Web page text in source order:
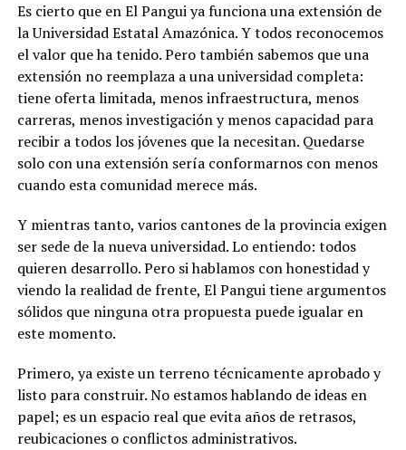
Es cierto que en El Pangui ya funciona una extensión de
la Universidad Estatal Amazónica. Y todos reconocemos
el valor que ha tenido. Pero también sabemos que una
extensión no reemplaza a una universidad completa:
tiene oferta limitada, menos infraestructura, menos
carreras, menos investigación y menos capacidad para
recibir a todos los jóvenes que la necesitan. Quedarse
solo con una extensión sería conformarnos con menos
cuando esta comunidad merece más.
Y mientras tanto, varios cantones de la provincia exigen
ser sede de la nueva universidad. Lo entiendo: todos
quieren desarrollo. Pero si hablamos con honestidad y
viendo la realidad de frente, El Pangui tiene argumentos
sólidos que ninguna otra propuesta puede igualar en
este momento.
Primero, ya existe un terreno técnicamente aprobado y
listo para construir. No estamos hablando de ideas en
papel; es un espacio real que evita años de retrasos,
reubicaciones o conflictos administrativos.